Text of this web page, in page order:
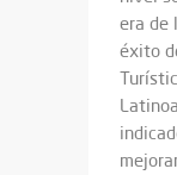
era de
éxito